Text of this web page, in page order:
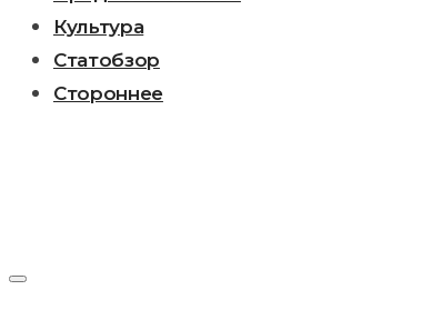
Культура
Статобзор
Стороннее